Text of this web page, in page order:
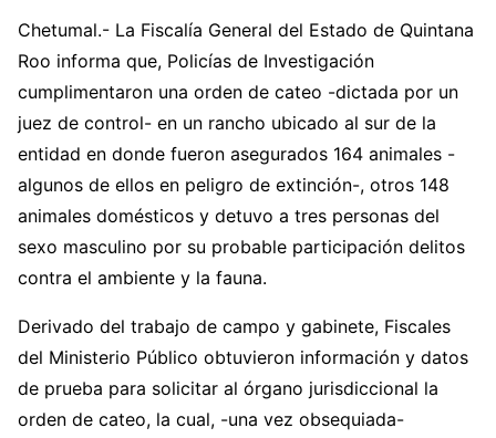
Chetumal.- La Fiscalía General del Estado de Quintana
Roo informa que, Policías de Investigación
cumplimentaron una orden de cateo -dictada por un
juez de control- en un rancho ubicado al sur de la
entidad en donde fueron asegurados 164 animales -
algunos de ellos en peligro de extinción-, otros 148
animales domésticos y detuvo a tres personas del
sexo masculino por su probable participación delitos
contra el ambiente y la fauna.
Derivado del trabajo de campo y gabinete, Fiscales
del Ministerio Público obtuvieron información y datos
de prueba para solicitar al órgano jurisdiccional la
orden de cateo, la cual, -una vez obsequiada-